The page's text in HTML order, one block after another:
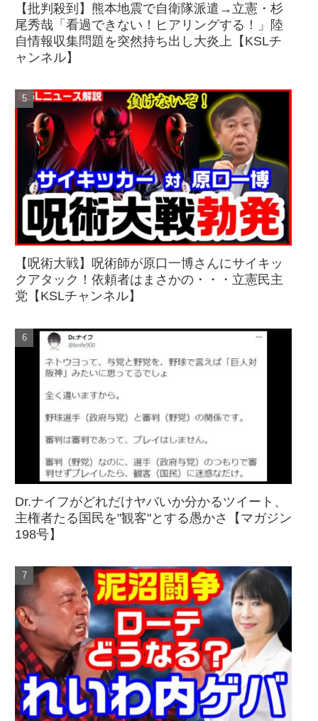
【批判殺到】熊本地震で自衛隊派遣→立憲・杉
尾秀哉「看過できない！ヒアリングする！」陸
自情報収集問題を突然持ち出し大炎上【KSLチ
ャンネル】
【呪術大戦】呪術師が原口一博さんにサイキッ
クアタック！依頼者はまさかの・・・立憲民主
党【KSLチャンネル】
Dr.ナイフがどれだけヤバいか分かるツイート、
主権者たる国民を"観客"とする愚かさ【マガジン
198号】